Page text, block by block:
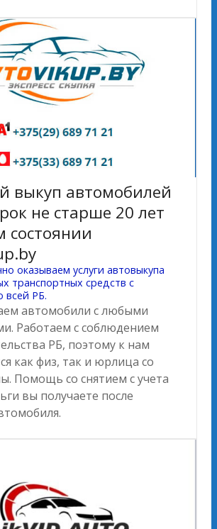
выкуп автомобилей
не старше 20 лет
состоянии
оказываем услуги автовыкупа
транспортных средств с
всей РБ.
автомобили с любыми
Работаем с соблюдением
РБ, поэтому к нам
как физ, так и юрлица со
Помощь со снятием с учета
вы получаете после